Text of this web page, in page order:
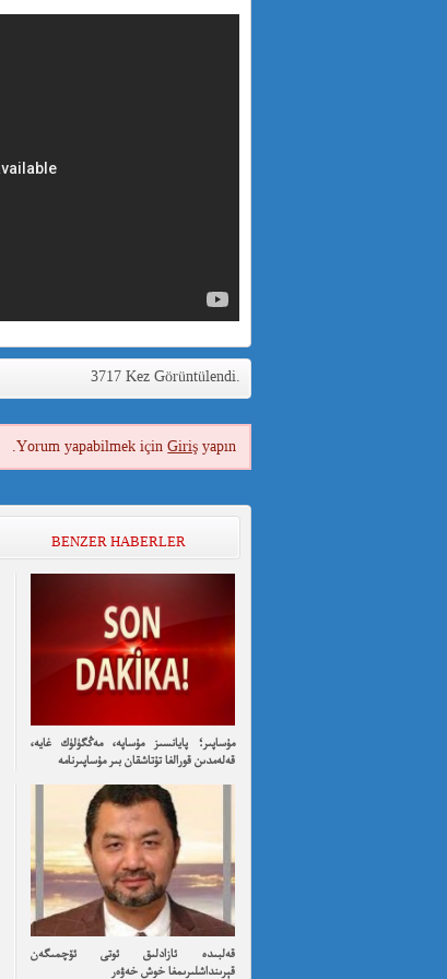
3717 Kez Görüntülendi.
Yorum yapabilmek içinGiriş yapın.
BENZER HABERLER
مۇساپىر؛ پايانسىز مۇساپە، مەڭگۈلۈك غايە،
قەلەمدىن قورالغا تۇتاشقان بىر مۇساپىرنامە
قەلبىدە ئازادلىق ئوتى ئۆچمىگەن
قېرىنداشلىرىمغا خوش خەۋەر